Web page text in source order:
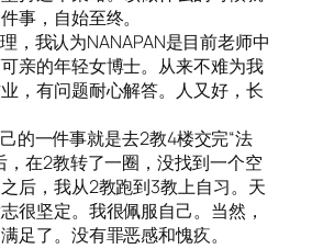
事，自始至终。
，我认为NANAPAN是目前老师中
亲的年轻女博士。从来不难为我
，有问题耐心解答。人又好，长
的一件事就是去2教4楼交完“法
，在2教转了一圈，没找到一个空
后，我从2教跑到3教上自习。天
很坚定。我很佩服自己。当然，
足了。没有罪恶感和愧疚。